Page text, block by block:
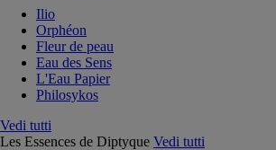
Ilio
Orphéon
Fleur de peau
Eau des Sens
L'Eau Papier
Philosykos
Vedi tutti
Les Essences de Diptyque Vedi tutti